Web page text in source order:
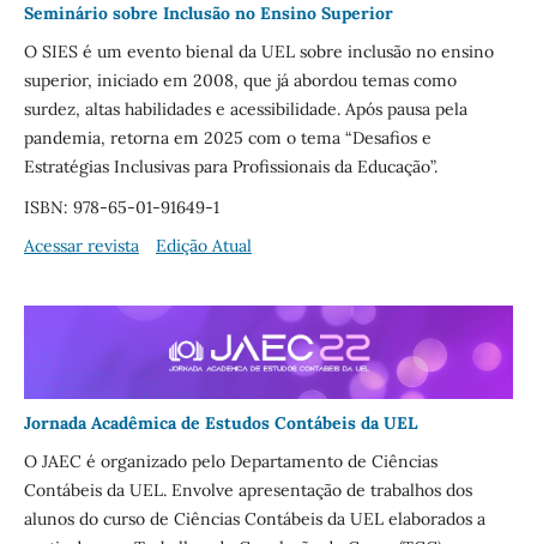
Seminário sobre Inclusão no Ensino Superior
O SIES é um evento bienal da UEL sobre inclusão no ensino
superior, iniciado em 2008, que já abordou temas como
surdez, altas habilidades e acessibilidade. Após pausa pela
pandemia, retorna em 2025 com o tema “Desafios e
Estratégias Inclusivas para Profissionais da Educação”.
ISBN: 978-65-01-91649-1
Acessar revista
Edição Atual
Jornada Acadêmica de Estudos Contábeis da UEL
O JAEC é organizado pelo Departamento de Ciências
Contábeis da UEL. Envolve apresentação de trabalhos dos
alunos do curso de Ciências Contábeis da UEL elaborados a